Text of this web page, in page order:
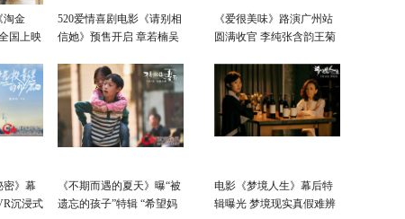
淘金
国上映
520爱情喜剧电影《请别相
信她》预售开启 章若楠吴
《爱很美味》路演广州站
圆满收官 李纯张含韵王菊
密》幕
沉浸式
《不期而遇的夏天》曝“被
遗忘的孩子”特辑 “希望妈
电影《梦境人生》幕后特
辑曝光 梦境现实真假难辨